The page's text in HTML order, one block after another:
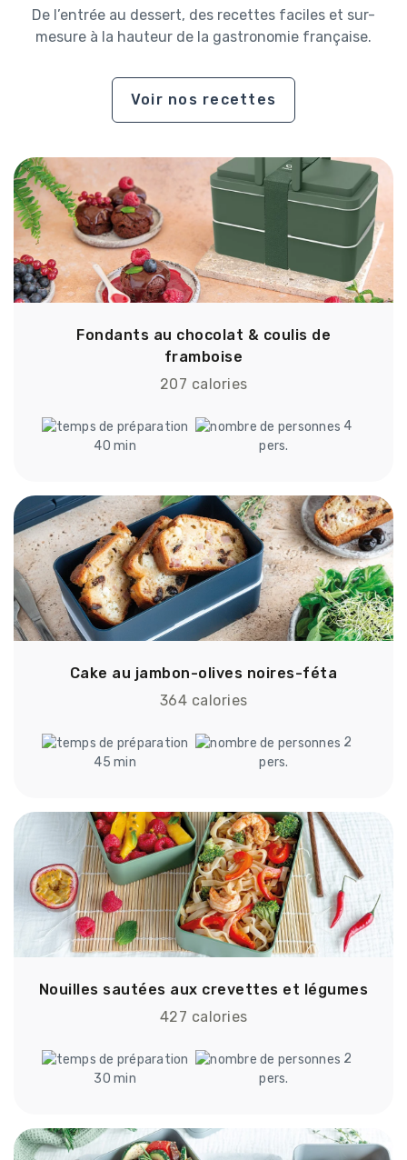
De l’entrée au dessert, des recettes faciles et sur-
mesure à la hauteur de la gastronomie française.
Voir nos recettes
Fondants au chocolat & coulis de
framboise
207 calories
40 min
4
pers.
Cake au jambon-olives noires-féta
364 calories
45 min
2
pers.
Nouilles sautées aux crevettes et légumes
427 calories
30 min
2
pers.